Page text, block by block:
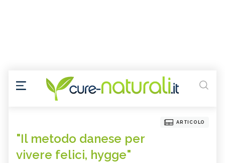
ARTICOLO
"Il metodo danese per
vivere felici, hygge"